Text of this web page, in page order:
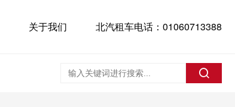
关于我们 北汽租车电话：01060713388